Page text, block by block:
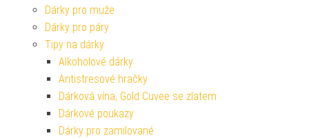
Dárky pro muže
Dárky pro páry
Tipy na dárky
Alkoholové dárky
Antistresové hračky
Dárková vína, Gold Cuvee se zlatem
Dárkové poukazy
Dárky pro zamilované